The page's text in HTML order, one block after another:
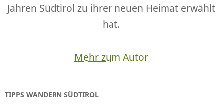
Jahren Südtirol zu ihrer neuen Heimat erwählt
hat.
Mehr zum Autor
TIPPS WANDERN SÜDTIROL